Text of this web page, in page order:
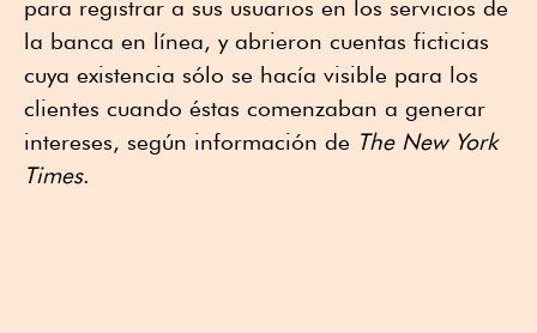
para registrar a sus usuarios en los servicios de
la banca en línea, y abrieron cuentas ficticias
cuya existencia sólo se hacía visible para los
clientes cuando éstas comenzaban a generar
intereses, según información de The New York
Times.